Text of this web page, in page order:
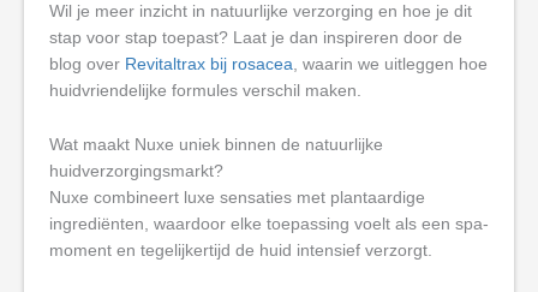
Wil je meer inzicht in natuurlijke verzorging en hoe je dit
stap voor stap toepast? Laat je dan inspireren door de
blog over Revitaltrax bij rosacea , waarin we uitleggen hoe
huidvriendelijke formules verschil maken.
Wat maakt Nuxe uniek binnen de natuurlijke
huidverzorgingsmarkt?
Nuxe combineert luxe sensaties met plantaardige
ingrediënten, waardoor elke toepassing voelt als een spa-
moment en tegelijkertijd de huid intensief verzorgt.